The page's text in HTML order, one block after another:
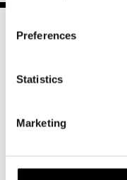
Preferences
Statistics
Marketing
Pohjoisesplanadi 2
00130 Helsinki